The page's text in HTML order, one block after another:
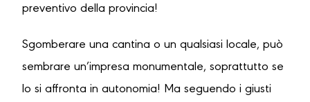
preventivo della provincia!
Sgomberare una cantina o un qualsiasi locale, può
sembrare un’impresa monumentale, soprattutto se
lo si affronta in autonomia! Ma seguendo i giusti